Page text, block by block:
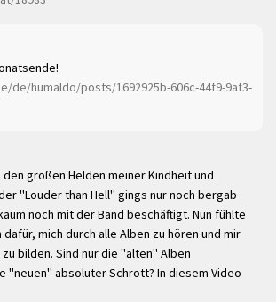
de/humaldo/posts/1692925b-606c-44f9-9af3-
den großen Helden meiner Kindheit und
"Louder than Hell" gings nur noch bergab
noch mit der Band beschäftigt. Nun fühlte
mich durch alle Alben zu hören und mir
bilden. Sind nur die "alten" Alben
"neuen" absoluter Schrott? In diesem Video